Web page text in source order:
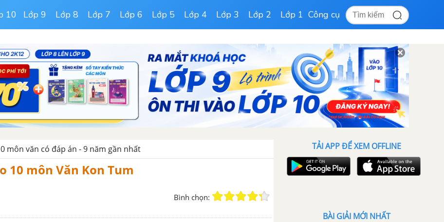
10 Lớp 9 Lớp 8 Lớp 7 Lớp 6 Lớp 5 Lớp 4 Lớp 3 Lớp 2 Lớp 1 Công cụ
môn văn có đáp án - 9 năm gần nhất
10 môn Văn Kon Tum
Bình chọn:
TẢI APP ĐỂ XEM OFFLINE
BÀI GIẢI MỚI NHẤT